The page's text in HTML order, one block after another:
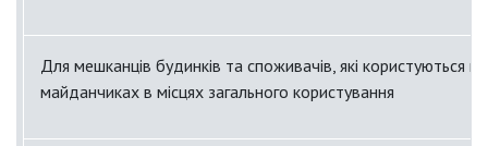
Для мешканців будинків та споживачів, які користуються
майданчиках в місцях загального користування